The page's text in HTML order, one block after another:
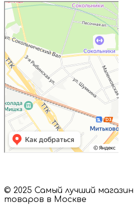
Дружба
Пищевые ингредиенты и специи в
Москве
Магазин подарков и сувениров в
Москве
© 2025 Самый лучший
товаров в Москве